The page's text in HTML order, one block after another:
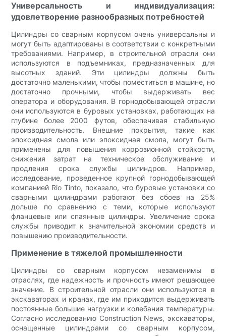
Универсальность и индивидуализация:
удовлетворение разнообразных потребностей
Цилиндры со сварным корпусом очень универсальны и
могут быть адаптированы в соответствии с конкретными
требованиями. Например, в строительной отрасли они
используются в подъемниках, предназначенных для
высотных зданий. Эти цилиндры должны быть
достаточно маленькими, чтобы поместиться в машине, но
достаточно прочными, чтобы выдерживать вес
оператора и оборудования. В горнодобывающей отрасли
они используются в буровых установках, работающих на
глубине более 2000 футов, обеспечивая стабильную
производительность. Внешние покрытия, такие как
эпоксидная смола или эпоксидная смола, могут быть
применены для повышения коррозионной стойкости,
снижения затрат на техническое обслуживание и
продления срока службы цилиндров. Например,
исследование, проведенное крупной горнодобывающей
компанией Rio Tinto, показало, что буровые установки со
сварными цилиндрами работают без сбоев на 25%
дольше по сравнению с теми, которые используют
фланцевые или спаянные цилиндры. Увеличение срока
службы приводит к значительной экономии средств и
повышению производительности.
Применение в тяжелой промышленности
Цилиндры со сварным корпусом незаменимы в
отраслях, где надежность и прочность имеют решающее
значение. В строительной отрасли они используются в
экскаваторах и кранах, где им приходится выдерживать
постоянные большие нагрузки и колебания температуры.
Согласно исследованию Construction News, экскаваторы,
оснащенные цилиндрами со сварным корпусом,